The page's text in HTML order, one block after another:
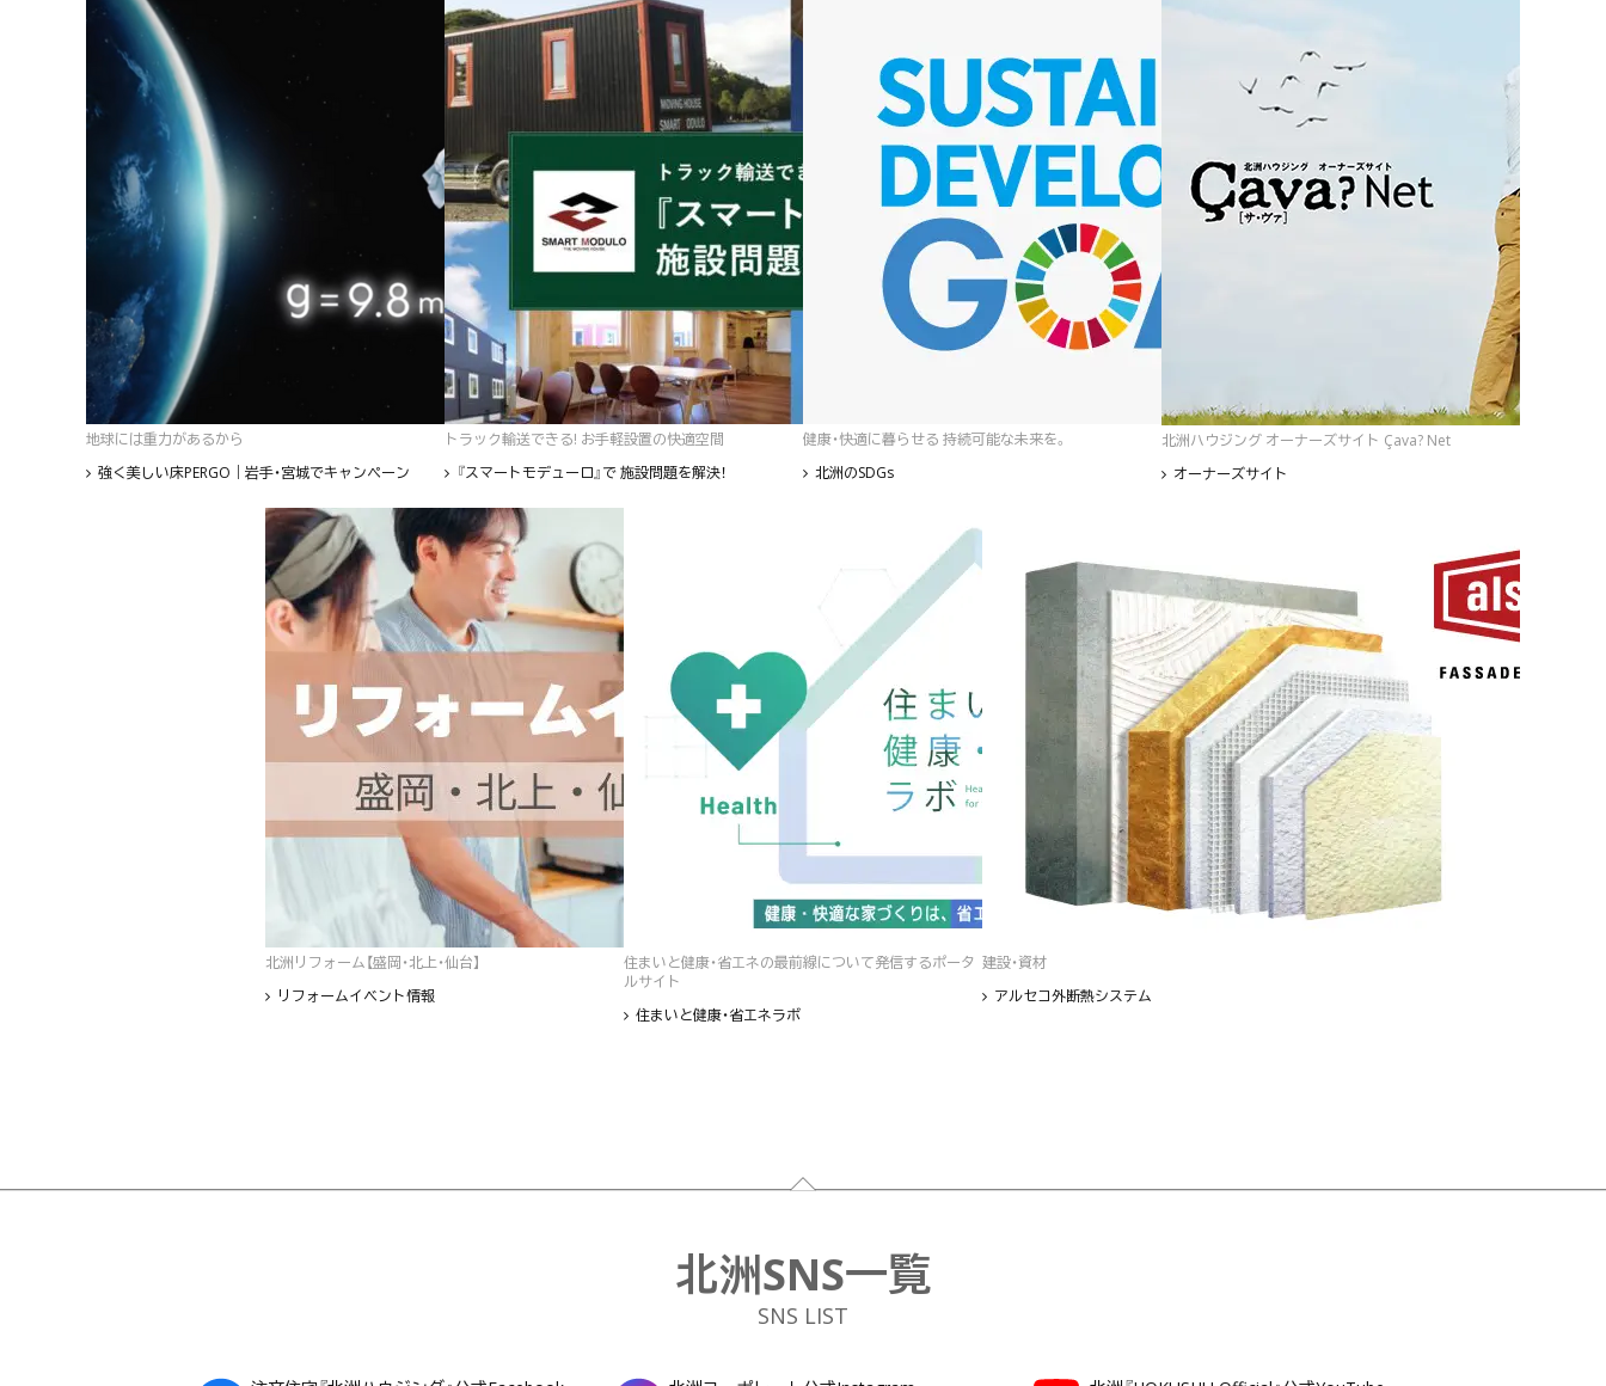
地球には重力があるから
強く美しい床PERGO｜岩手・宮城でキャンペーン
トラック輸送できる! お手軽設置の快適空間
『スマートモデューロ』で 施設問題を解決！
健康・快適に暮らせる 持続可能な未来を。
北洲のSDGs
北洲ハウジング オーナーズサイト Çava? Net
オーナーズサイト
北洲リフォーム【盛岡・北上・仙台】
リフォームイベント情報
住まいと健康・省エネの最前線について発信するポータ
ルサイト
住まいと健康・省エネラボ
建設・資材
アルセコ外断熱システム
フッター
北洲SNS一覧
SNS LIST